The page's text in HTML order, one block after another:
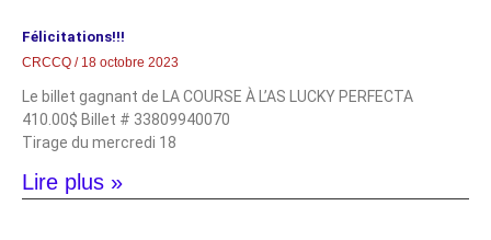
Félicitations!!!
CRCCQ 18 octobre 2023
Le billet gagnant de LA COURSE À L’AS LUCKY PERFECTA
410.00$ Billet # 33809940070
Tirage du mercredi 18
Lire plus »